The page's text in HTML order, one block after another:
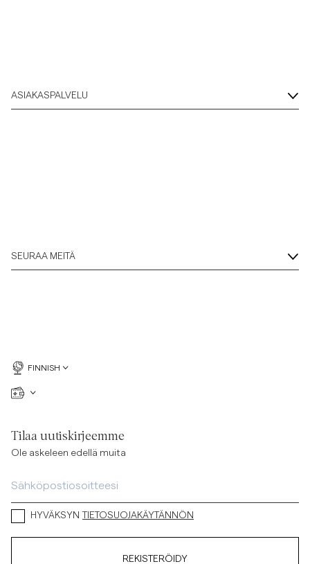
ASIAKASPALVELU
SEURAA MEITÄ
FINNISH
Tilaa uutiskirjeemme
Ole askeleen edellä muita
HYVÄKSYN TIETOSUOJAKÄYTÄNNÖN
REKISTERÖIDY